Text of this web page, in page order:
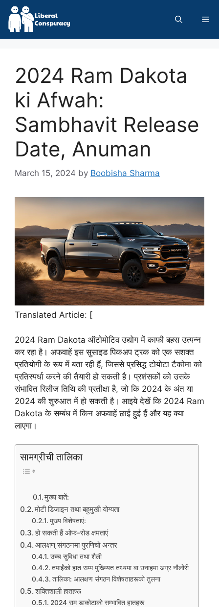
Skip
content
2024 Ram Dakota
ki Afwah:
Sambhavit Release
Date, Anuman
March 15, 2024 by Boobisha Sharma
Translated Article: [
2024 Ram Dakota ऑटोमोटिव उद्योग में काफी बहस उत्पन्न
कर रहा है। अफवाहें इस सुसाइड पिकअप ट्रक को एक सशक्त
प्रतियोगी के रूप में बता रही हैं, जिससे प्रसिद्ध टोयोटा टैकोमा को
प्रतिस्पर्धा करने की तैयारी हो सकती है। प्रशंसकों को उसके
संभावित रिलीज तिथि की प्रतीक्षा है, जो कि 2024 के अंत या
2024 की शुरुआत में हो सकती है। आइये देखें कि 2024 Ram
Dakota के सम्बंध में किन अफवाहें छाई हुई हैं और यह क्या
लाएगा।
सामग्रीची तालिका
मुख्य बातें:
मोटी डिजाइन तथा बहुमुखी योग्यता
मुख्य विशेषताएं:
हो सकती हैं ओफ-रोड क्षमताएं
आलक्षण् संगठनमा पुरणिचो अन्तर
उच्च सुविधा तथा शैली
तपाईंको हात सम्म मुख्य्यित तथ्यमा बा उनाहमा अग्र नौलोेरी
तालिका: आलक्षण संगठन विशेषताहरूको तुलना
शक्तिशाली हातहरू
2024 राम डाकोटाकाे सम्भावित हातहरू